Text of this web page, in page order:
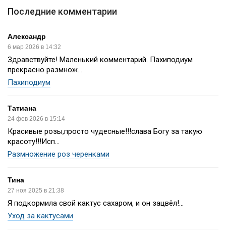
Последние комментарии
Александр
6 мар 2026 в 14:32
Здравствуйте! Маленький комментарий. Пахиподиум
прекрасно размнож...
Пахиподиум
Татиана
24 фев 2026 в 15:14
Красивые розы,просто чудесные!!!слава Богу за такую
красоту!!!Исп...
Размножение роз черенками
Тина
27 ноя 2025 в 21:38
Я подкормила свой кактус сахаром, и он зацвёл!...
Уход за кактусами